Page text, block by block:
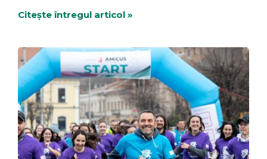
Citește întregul articol »